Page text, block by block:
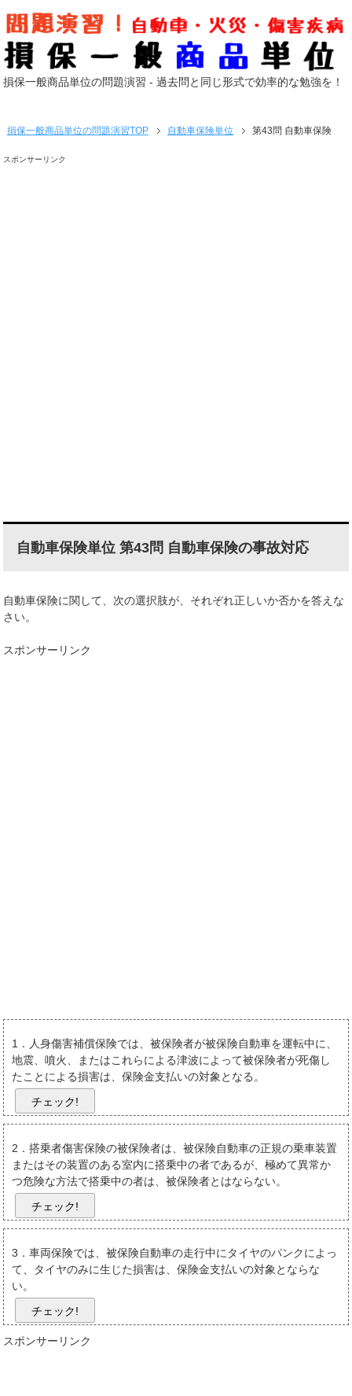
損保一般商品単位の問題演習 - 過去問と同じ形式で効率的な勉強を！
損保一般商品単位の問題演習TOP 自動車保険単位 第43問 自動車保険
スポンサーリンク
自動車保険単位 第43問 自動車保険の事故対応
自動車保険に関して、次の選択肢が、それぞれ正しいか否かを答えな
さい。
スポンサーリンク
1．人身傷害補償保険では、被保険者が被保険自動車を運転中に、
地震、噴火、またはこれらによる津波によって被保険者が死傷し
たことによる損害は、保険金支払いの対象となる。
チェック!
2．搭乗者傷害保険の被保険者は、被保険自動車の正規の乗車装置
またはその装置のある室内に搭乗中の者であるが、極めて異常か
つ危険な方法で搭乗中の者は、被保険者とはならない。
チェック!
3．車両保険では、被保険自動車の走行中にタイヤのパンクによっ
て、タイヤのみに生じた損害は、保険金支払いの対象とならな
い。
チェック!
スポンサーリンク